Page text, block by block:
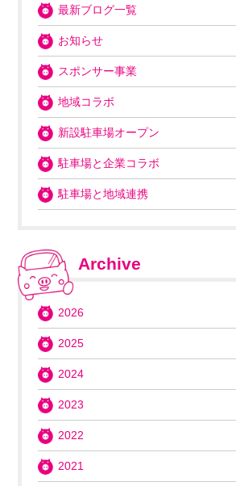
最新ブログ一覧
お知らせ
スポンサー事業
地域コラボ
新設駐車場オープン
駐車場と企業コラボ
駐車場と地域連携
Archive
2026
2025
2024
2023
2022
2021